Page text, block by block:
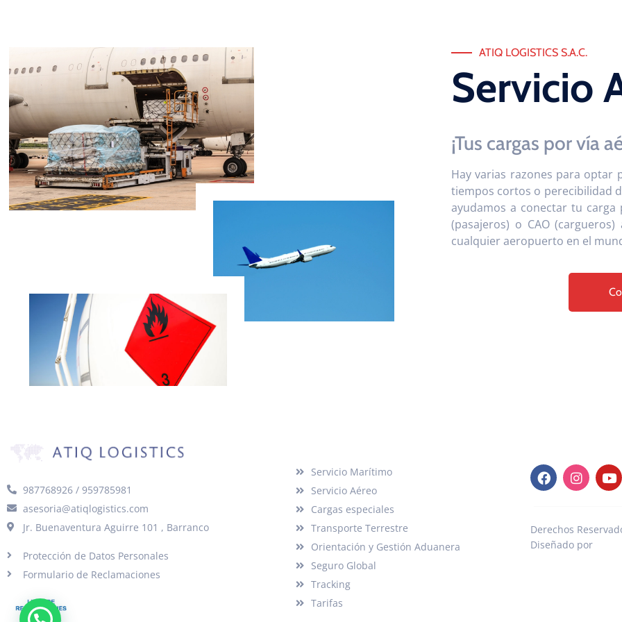
ATIQ LOGISTICS S.A.C.
Servicio
¡Tus cargas por vía
Hay varias razones para optar
tiempos cortos o perecibilidad
ayudamos a conectar tu carga
(pasajeros) o CAO
cualquier aeropuerto en el
987768926 / 959785981
asesoria@atiqlogistics.com
Jr. Buenaventura Aguirre 101 , Barranco
Protección de Datos Personales
Formulario de Reclamaciones
Servicio Marítimo
Servicio Aéreo
Cargas especiales
Transporte Terrestre
Orientación y Gestión Aduanera
Seguro Global
Tracking
Tarifas
Derechos
Diseñado por